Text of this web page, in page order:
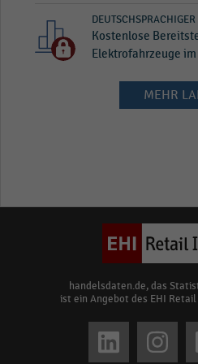
DEUTSCHSPRACHIGER
Kostenlose
Elektrofahrzeuge
MEHR
handelsdaten.de, das
ist ein Angebot des EHI